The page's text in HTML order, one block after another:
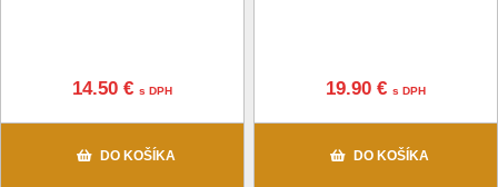
14.50 € s DPH
DO KOŠÍKA
19.90 €s DPH
DO KOŠÍKA